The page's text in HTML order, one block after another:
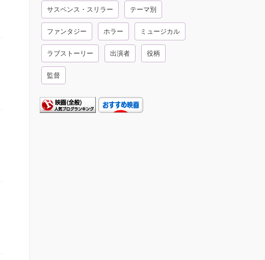
サスペンス・スリラー テーマ別
ファンタジー ホラー ミュージカル
ラブストーリー 出演者 役柄
監督